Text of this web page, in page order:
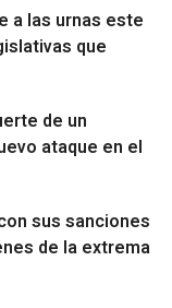
a las urnas este
que
de un
ataque en el
sus sanciones
de la extrema